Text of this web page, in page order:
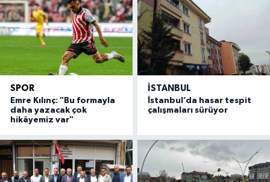
SPOR
Emre Kılınç: "Bu formayla
daha yazacak çok
hikâyemiz var"
İSTANBUL
İstanbul’da hasar tespit
çalışmaları sürüyor